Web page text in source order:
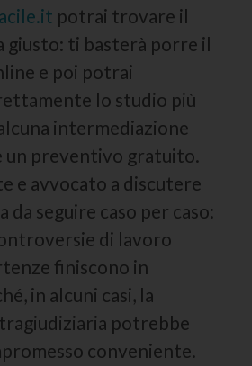
potrai trovare il
giusto: ti basterà porre il
e poi potrai
lo studio più
intermediazione
un preventivo gratuito.
e avvocato a discutere
da seguire caso per caso:
di lavoro
finiscono in
in alcuni casi, la
potrebbe
conveniente.